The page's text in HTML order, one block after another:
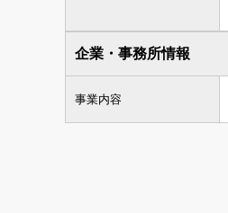
企業・事務所情報
事業内容